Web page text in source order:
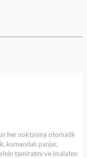
her noktasına otomatik
kumandalı panjur,
tamiratını ve imalatını